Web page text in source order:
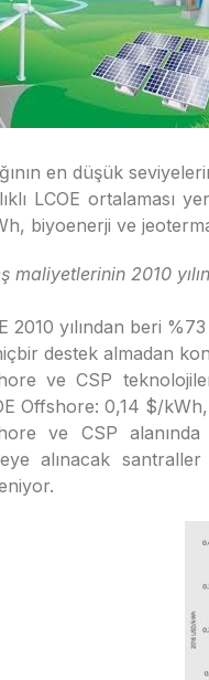
en düşük
LCOE ortalaması
biyoenerji ve
maliyetlerinin 2010
2010 yılından beri
destek almadan
ve CSP
Offshore: 0,14 $/
ve CSP alanında
alınacak